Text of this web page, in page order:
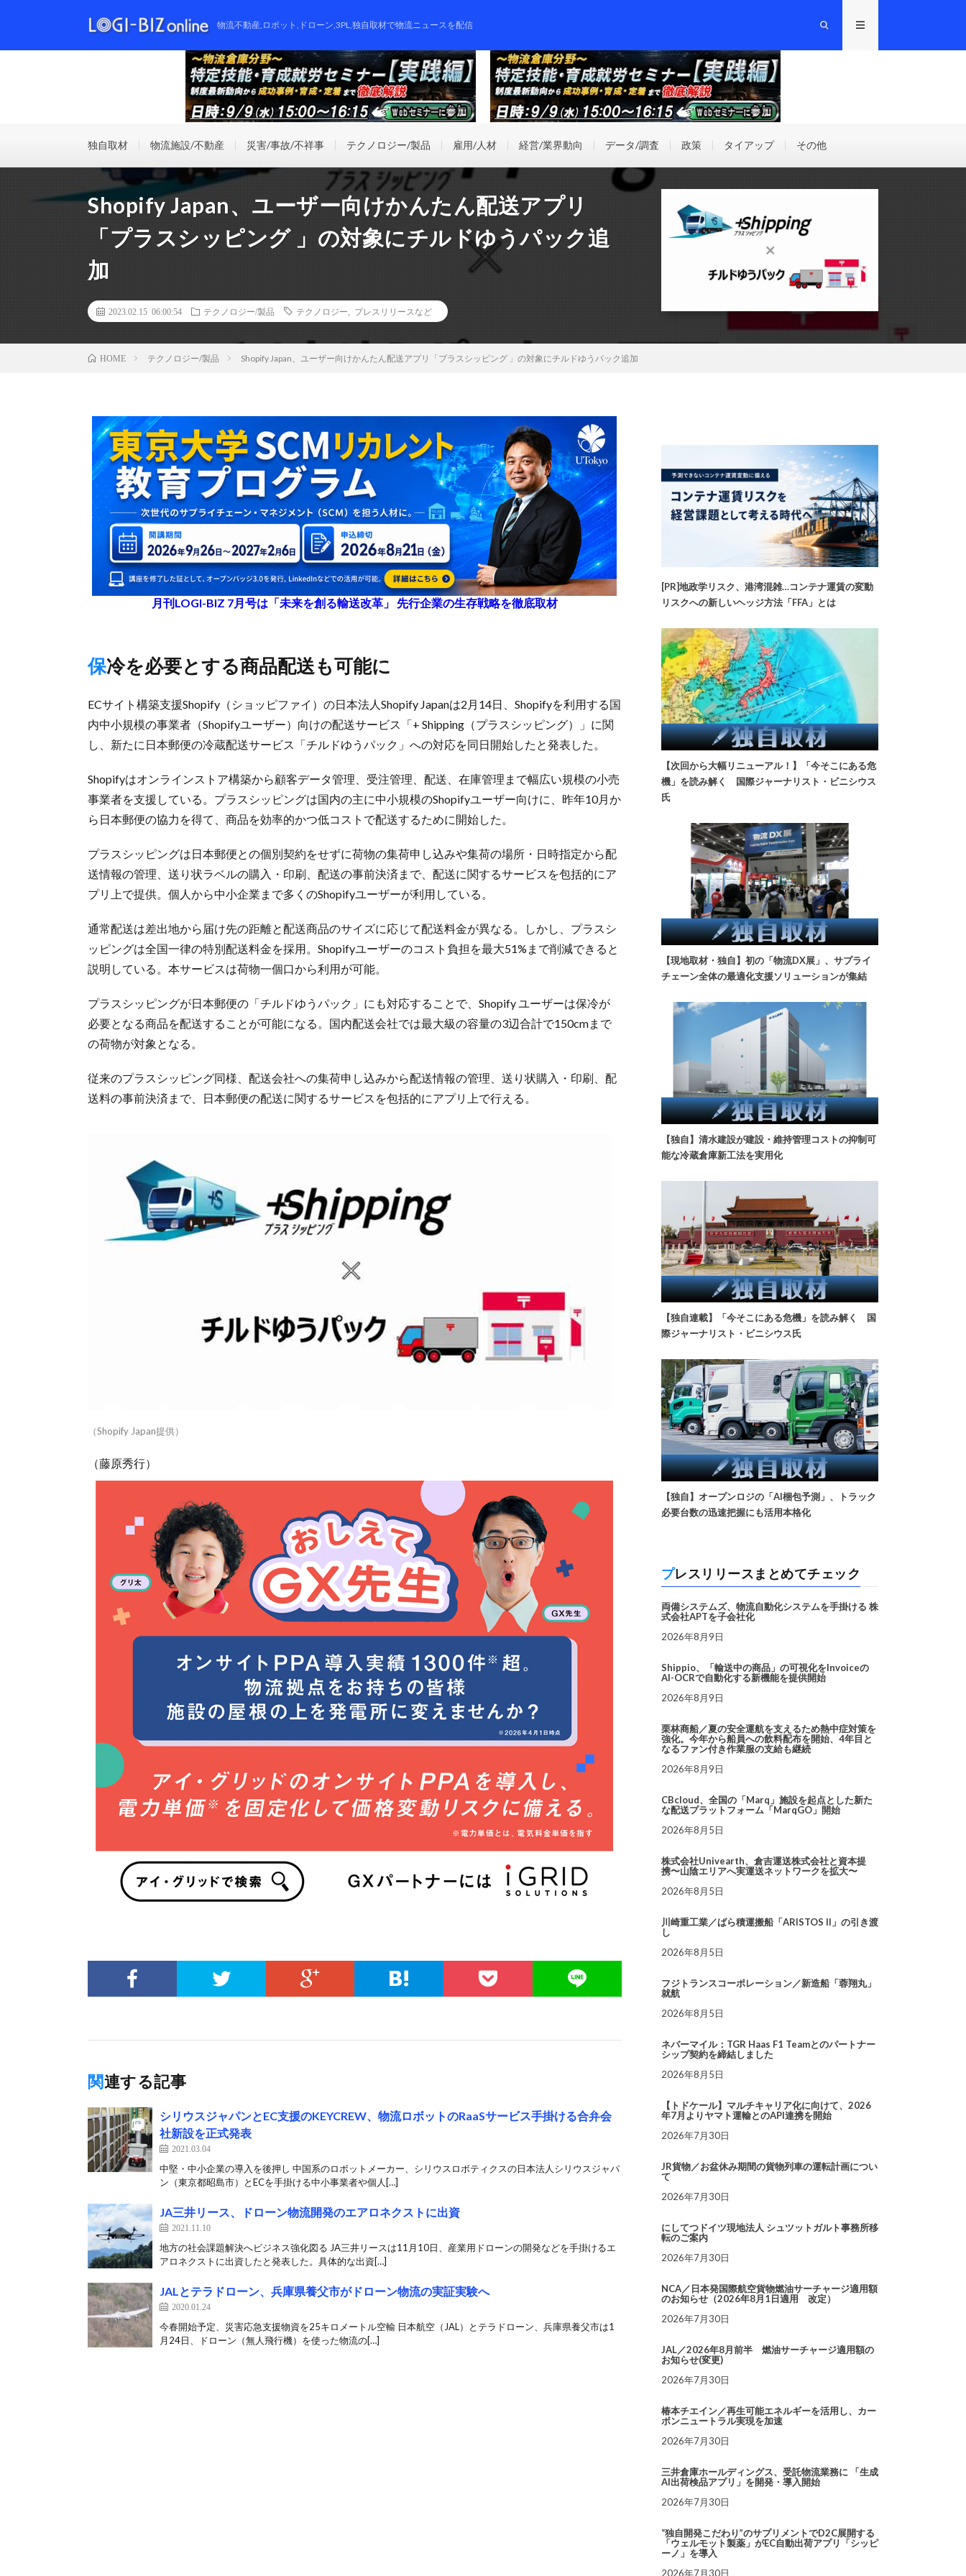
物流不動産,ロボット,ドローン,3PL,独自取材で物流ニュースを配信
独自取材 物流施設/不動産 災害/事故/不祥事 テクノロジー/製品 雇用/人材 経営/業界動向 データ/調査 政策 タイアップ その他
Shopify Japan、ユーザー向けかんたん配送アプリ
「プラスシッピング 」の対象にチルドゆうパック追
加
2023.02.15 06:00:54 テクノロジー/製品 テクノロジー プレスリリースなど
HOME テクノロジー/製品 Shopify Japan、ユーザー向けかんたん配送アプリ「プラスシッピング 」の対象にチルドゆうパック追加
月刊LOGI-BIZ 7月号は「未来を創る輸送改革」 先行企業の生存戦略を徹底取材
保冷を必要とする商品配送も可能に
ECサイト構築支援Shopify（ショッピファイ）の日本法人Shopify Japanは2月14日、Shopifyを利用する国
内中小規模の事業者（Shopifyユーザー）向けの配送サービス「+ Shipping（プラスシッピング）」に関
し、新たに日本郵便の冷蔵配送サービス「チルドゆうパック」への対応を同日開始したと発表した。
Shopifyはオンラインストア構築から顧客データ管理、受注管理、配送、在庫管理まで幅広い規模の小売
事業者を支援している。プラスシッピングは国内の主に中小規模のShopifyユーザー向けに、昨年10月か
ら日本郵便の協力を得て、商品を効率的かつ低コストで配送するために開始した。
プラスシッピングは日本郵便との個別契約をせずに荷物の集荷申し込みや集荷の場所・日時指定から配
送情報の管理、送り状ラベルの購入・印刷、配送の事前決済まで、配送に関するサービスを包括的にア
プリ上で提供。個人から中小企業まで多くのShopifyユーザーが利用している。
通常配送は差出地から届け先の距離と配送商品のサイズに応じて配送料金が異なる。しかし、プラスシ
ッピングは全国一律の特別配送料金を採用。Shopifyユーザーのコスト負担を最大51%まで削減できると
説明している。本サービスは荷物一個口から利用が可能。
プラスシッピングが日本郵便の「チルドゆうパック」にも対応することで、Shopify ユーザーは保冷が
必要となる商品を配送することが可能になる。国内配送会社では最大級の容量の3辺合計で150cmまで
の荷物が対象となる。
従来のプラスシッピング同様、配送会社への集荷申し込みから配送情報の管理、送り状購入・印刷、配
送料の事前決済まで、日本郵便の配送に関するサービスを包括的にアプリ上で行える。
（Shopify Japan提供）
（藤原秀行）
関連する記事
シリウスジャパンとEC支援のKEYCREW、物流ロボットのRaaSサービス手掛ける合弁会
社新設を正式発表
2021.03.04
中堅・中小企業の導入を後押し 中国系のロボットメーカー、シリウスロボティクスの日本法人シリウスジャパ
ン（東京都昭島市）とECを手掛ける中小事業者や個人[…]
JA三井リース、ドローン物流開発のエアロネクストに出資
2021.11.10
地方の社会課題解決へビジネス強化図る JA三井リースは11月10日、産業用ドローンの開発などを手掛けるエ
アロネクストに出資したと発表した。具体的な出資[…]
JALとテラドローン、兵庫県養父市がドローン物流の実証実験へ
2020.01.24
今春開始予定、災害応急支援物資を25キロメートル空輸 日本航空（JAL）とテラドローン、兵庫県養父市は1
月24日、ドローン（無人飛行機）を使った物流の[…]
[PR]地政学リスク、港湾混雑…コンテナ運賃の変動
リスクへの新しいヘッジ方法「FFA」とは
【次回から大幅リニューアル！】「今そこにある危
機」を読み解く 国際ジャーナリスト・ビニシウス
氏
【現地取材・独自】初の「物流DX展」、サプライ
チェーン全体の最適化支援ソリューションが集結
【独自】清水建設が建設・維持管理コストの抑制可
能な冷蔵倉庫新工法を実用化
【独自連載】「今そこにある危機」を読み解く 国
際ジャーナリスト・ビニシウス氏
【独自】オープンロジの「AI梱包予測」、トラック
必要台数の迅速把握にも活用本格化
プレスリリースまとめてチェック
両備システムズ、物流自動化システムを手掛ける 株
式会社APTを子会社化
2026年8月9日
Shippio、「輸送中の商品」の可視化をInvoiceの
AI-OCRで自動化する新機能を提供開始
2026年8月9日
栗林商船／夏の安全運航を支えるため熱中症対策を
強化。今年から船員への飲料配布を開始、4年目と
なるファン付き作業服の支給も継続
2026年8月9日
CBcloud、全国の「Marq」施設を起点とした新た
な配送プラットフォーム「MarqGO」開始
2026年8月5日
株式会社Univearth、倉吉運送株式会社と資本提
携〜山陰エリアへ実運送ネットワークを拡大〜
2026年8月5日
川崎重工業／ばら積運搬船「ARISTOS II」の引き渡
し
2026年8月5日
フジトランスコーポレーション／新造船「蓉翔丸」
就航
2026年8月5日
ネバーマイル：TGR Haas F1 Teamとのパートナー
シップ契約を締結しました
2026年8月5日
【トドケール】マルチキャリア化に向けて、2026
年7月よりヤマト運輸とのAPI連携を開始
2026年7月30日
JR貨物／お盆休み期間の貨物列車の運転計画につい
て
2026年7月30日
にしてつドイツ現地法人 シュツットガルト事務所移
転のご案内
2026年7月30日
NCA／日本発国際航空貨物燃油サーチャージ適用額
のお知らせ（2026年8月1日適用 改定）
2026年7月30日
JAL／2026年8月前半 燃油サーチャージ適用額の
お知らせ(変更)
2026年7月30日
椿本チエイン／再生可能エネルギーを活用し、カー
ボンニュートラル実現を加速
2026年7月30日
三井倉庫ホールディングス、受託物流業務に 「生成
AI出荷検品アプリ」を開発・導入開始
2026年7月30日
“独自開発こだわり”のサプリメントでD2C展開する
「ウェルモット製薬」がEC自動出荷アプリ「シッピ
ーノ」を導入
2026年7月30日